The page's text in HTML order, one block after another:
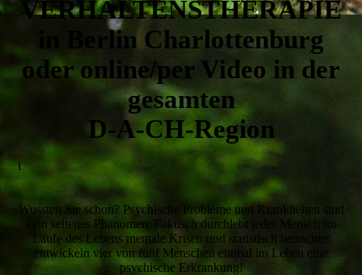
VERHALTENSTHERAPIE
in Berlin Charlottenburg
oder online/per Video in der
gesamten
D-A-CH-Region
i
Wussten Sie schon? Psychische Probleme und Krankheiten sind
kein seltenes Phänomen: Faktisch durchlebt jeder Mensch im
Laufe des Lebens mentale Krisen und statistisch betrachtet
entwickeln vier von fünf Menschen einmal im Leben eine
psychische Erkrankung!